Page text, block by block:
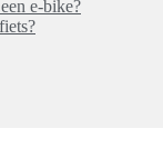
e-bike?